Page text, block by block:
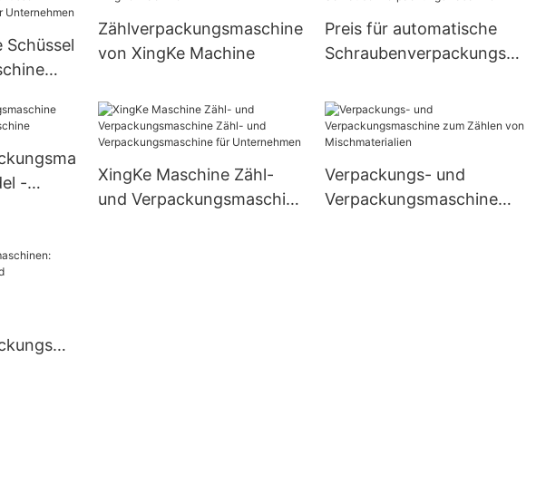
Schüssel
für
Zählverpackungsmaschine
von XingKe Machine
Preis für automatische
Schraubenverpackungsma
-
XingKe Maschine Zähl-
und Verpackungsmaschine
Verpackungs- und
Verpackungsmaschine